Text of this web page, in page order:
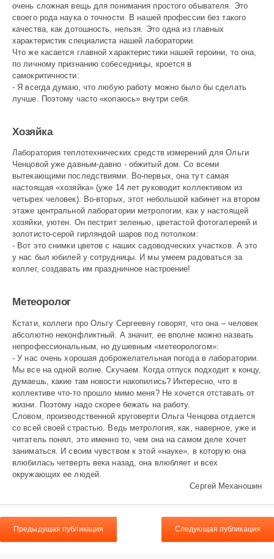
очень сложная вещь для понимания простого обывателя. Это
своего рода наука о точности. В нашей профессии без такого
качества, как дотошность, нельзя. Это одна из главных
характеристик специалиста нашей лаборатории.
Что же касается главной характеристики нашей героини, то она,
по личному признанию собеседницы, кроется в
самокритичности:
- Я всегда думаю, что любую работу можно было бы сделать
лучше. Поэтому часто «копаюсь» внутри себя.
Хозяйка
Лаборатория теплотехнических средств измерений для Ольги
Ченцовой уже давным-давно - обжитый дом. Со всеми
вытекающими последствиями. Во-первых, она тут самая
настоящая «хозяйка» (уже 14 лет руководит коллективом из
четырех человек). Во-вторых, этот небольшой кабинет на втором
этаже центральной лаборатории метрологии, как у настоящей
хозяйки, уютен. Он пестрит зеленью, цветастой фотогалереей и
золотисто-серой гирляндой шаров под потолком:
- Вот это снимки цветов с наших садоводческих участков. А это
у нас был юбилей у сотрудницы. И мы умеем радоваться за
коллег, создавать им праздничное настроение!
Метеоролог
Кстати, коллеги про Ольгу Сергеевну говорят, что она – человек
абсолютно неконфликтный. А значит, ее вполне можно назвать
непрофессиональным, но душевным «метеорологом»:
- У нас очень хорошая доброжелательная погода в лаборатории.
Мы все на одной волне. Скучаем. Когда отпуск подходит к концу,
думаешь, какие там новости накопились? Интересно, что в
коллективе что-то прошло мимо меня? Не хочется отставать от
жизни. Поэтому надо скорее бежать на работу.
Словом, производственной круговерти Ольга Ченцова отдается
со всей своей страстью. Ведь метрология, как, наверное, уже и
читатель понял, это именно то, чем она на самом деле хочет
заниматься. И своим чувством к этой «науке», в которую она
влюбилась четверть века назад, она влюбляет и всех
окружающих ее людей.
Сергей Механошин
Предыдущая публикация Следующая публикация